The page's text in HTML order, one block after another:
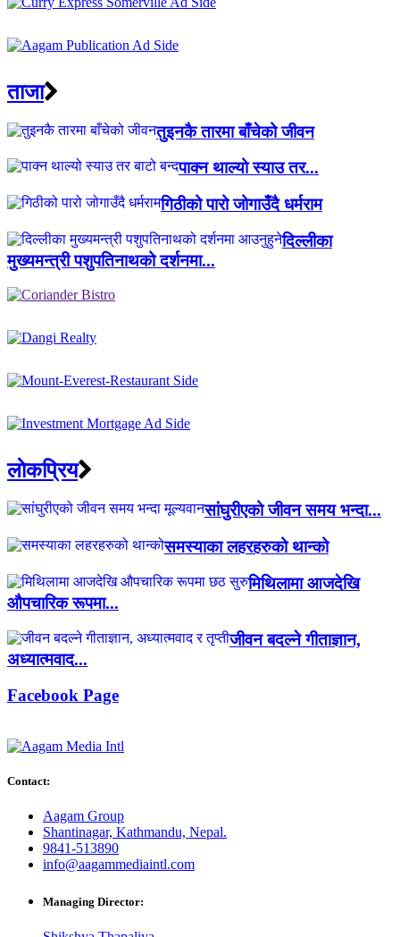
ताजा
तुइनकै तारमा बाँचेको जीवन
पाक्न थाल्यो स्याउ तर...
गिठीको पारो जोगाउँदै धर्मराम
दिल्लीका
मुख्यमन्त्री पशुपतिनाथको दर्शनमा...
लाेकप्रिय
सांघुरीएको जीवन समय भन्दा...
समस्याका लहरहरुको थान्को
मिथिलामा आजदेखि
औपचारिक रूपमा...
जीवन बदल्ने गीताज्ञान,
अध्यात्मवाद...
Facebook Page
Contact:
Aagam Group
Shantinagar, Kathmandu, Nepal.
9841-513890
info@aagammediaintl.com
Managing Director: